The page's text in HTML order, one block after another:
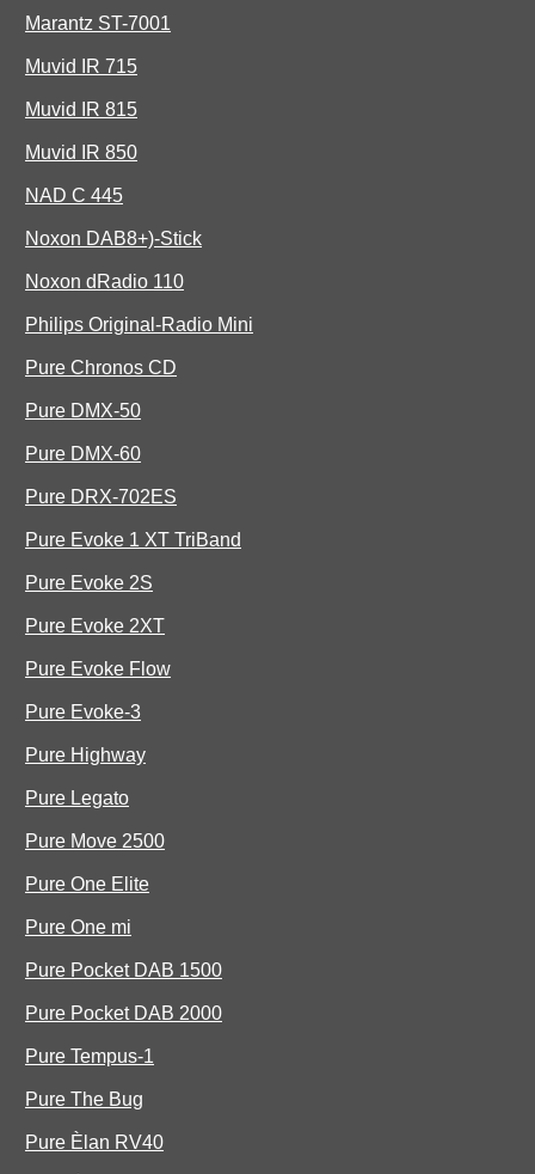
Marantz ST-7001
Muvid IR 715
Muvid IR 815
Muvid IR 850
NAD C 445
Noxon DAB8+)-Stick
Noxon dRadio 110
Philips Original-Radio Mini
Pure Chronos CD
Pure DMX-50
Pure DMX-60
Pure DRX-702ES
Pure Evoke 1 XT TriBand
Pure Evoke 2S
Pure Evoke 2XT
Pure Evoke Flow
Pure Evoke-3
Pure Highway
Pure Legato
Pure Move 2500
Pure One Elite
Pure One mi
Pure Pocket DAB 1500
Pure Pocket DAB 2000
Pure Tempus-1
Pure The Bug
Pure Èlan RV40